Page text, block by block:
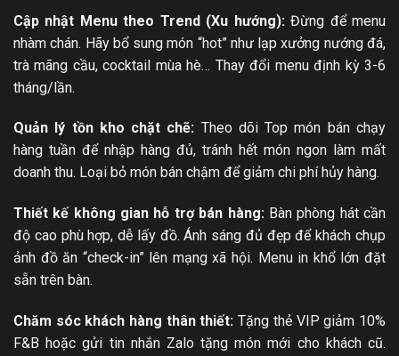
Cập nhật Menu theo Trend (Xu hướng): Đừng để menu
nhàm chán. Hãy bổ sung món “hot” như lạp xưởng nướng đá,
trà mãng cầu, cocktail mùa hè… Thay đổi menu định kỳ 3-6
tháng/lần.
Quản lý tồn kho chặt chẽ: Theo dõi Top món bán chạy
hàng tuần để nhập hàng đủ, tránh hết món ngon làm mất
doanh thu. Loại bỏ món bán chậm để giảm chi phí hủy hàng.
Thiết kế không gian hỗ trợ bán hàng:Bàn phòng hát cần
độ cao phù hợp, dễ lấy đồ. Ánh sáng đủ đẹp để khách chụp
ảnh đồ ăn “check-in” lên mạng xã hội. Menu in khổ lớn đặt
sẵn trên bàn.
Chăm sóc khách hàng thân thiết: Tặng thẻ VIP giảm 10%
F&B hoặc gửi tin nhắn Zalo tặng món mới cho khách cũ.